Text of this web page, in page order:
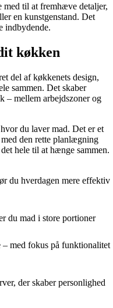
med til at fremhæve detaljer,
en kunstgenstand. Det
indbydende.
køkken
del af køkkenets design,
sammen. Det skaber
– mellem arbejdszoner og
du laver mad. Det er et
den rette planlægning
hele til at hænge sammen.
du hverdagen mere effektiv
du mad i store portioner
med fokus på funktionalitet
der skaber personlighed